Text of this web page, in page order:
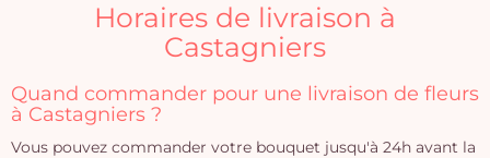
Horaires de livraison à
Castagniers
Quand commander pour une livraison de fleurs
à Castagniers ?
Vous pouvez commander votre bouquet jusqu'à 24h avant la